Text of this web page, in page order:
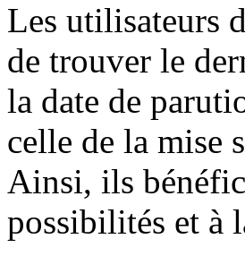
Les utilisateurs
de trouver le
la date de
celle de la mise
Ainsi, ils
possibilités et à